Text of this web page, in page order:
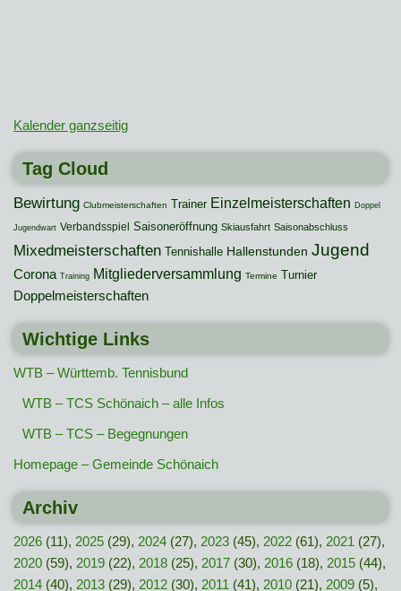
Kalender ganzseitig
Tag Cloud
Bewirtung Clubmeisterschaften Trainer Einzelmeisterschaften Doppel
Jugendwart Verbandsspiel Saisoneröffnung Skiausfahrt Saisonabschluss
Mixedmeisterschaften Tennishalle Hallenstunden Jugend
Corona Training Mitgliederversammlung Termine Turnier
Doppelmeisterschaften
Wichtige Links
WTB – Württemb. Tennisbund
WTB – TCS Schönaich – alle Infos
WTB – TCS – Begegnungen
Homepage – Gemeinde Schönaich
Archiv
2026 (11), 2025 (29), 2024 (27), 2023 (45), 2022 (61), 2021 (27),
2020 (59), 2019 (22), 2018 (25), 2017 (30), 2016 (18), 2015 (44),
2014 (40), 2013 (29), 2012 (30), 2011 (41), 2010 (21), 2009 (5),